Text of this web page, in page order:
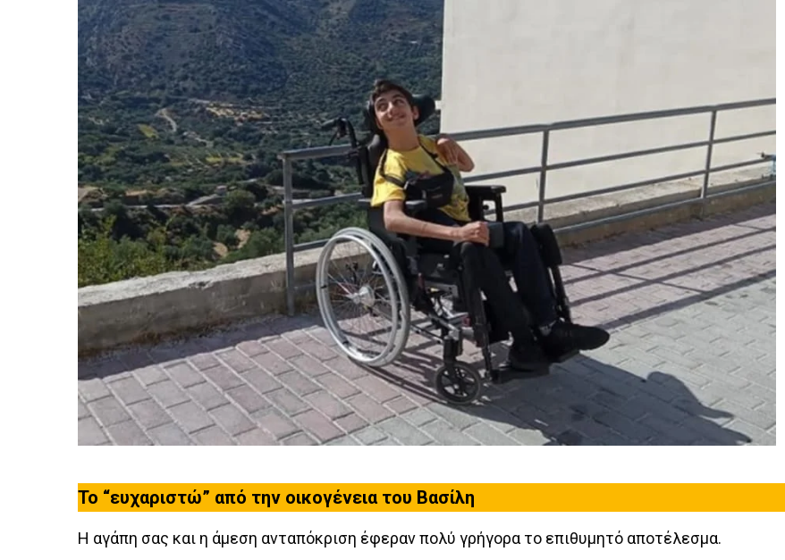
Το “ευχαριστώ” από την οικογένεια του Βασίλη
Η αγάπη σας και η άμεση ανταπόκριση έφεραν πολύ γρήγορα το επιθυμητό αποτέλεσμα.